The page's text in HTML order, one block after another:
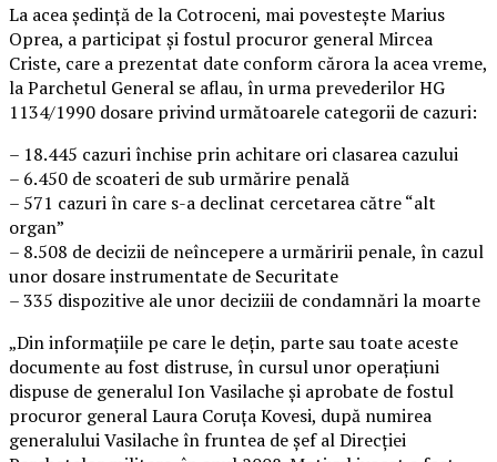
La acea şedinţă de la Cotroceni, mai povesteşte Marius
Oprea, a participat şi fostul procuror general Mircea
Criste, care a prezentat date conform cărora la acea vreme,
la Parchetul General se aflau, în urma prevederilor HG
1134/1990 dosare privind următoarele categorii de cazuri:
– 18.445 cazuri închise prin achitare ori clasarea cazului
– 6.450 de scoateri de sub urmărire penală
– 571 cazuri în care s-a declinat cercetarea către “alt
organ”
– 8.508 de decizii de neîncepere a urmăririi penale, în cazul
unor dosare instrumentate de Securitate
– 335 dispozitive ale unor deciziii de condamnări la moarte
„Din informaţiile pe care le deţin, parte sau toate aceste
documente au fost distruse, în cursul unor operaţiuni
dispuse de generalul Ion Vasilache şi aprobate de fostul
procuror general Laura Coruţa Kovesi, după numirea
generalului Vasilache în fruntea de şef al Direcţiei